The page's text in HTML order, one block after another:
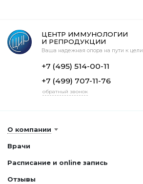
ЦЕНТР ИММУНОЛОГИИ
И РЕПРОДУКЦИИ
Ваша надежная опора на пути к цели
+7 (495) 514-00-11
+7 (499) 707-11-76
обратный звонок
О компании
Врачи
Расписание и online запись
Отзывы